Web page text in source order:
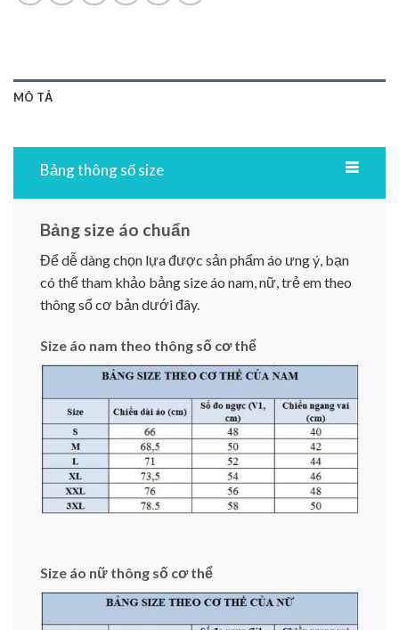
MÔ TẢ
Bảng thông số size
Bảng size áo chuẩn
Để dễ dàng chọn lựa được sản phẩm áo ưng ý, bạn
có thể tham khảo bảng size áo nam, nữ, trẻ em theo
thông số cơ bản dưới đây.
Size áo nam theo thông số cơ thể
Size áo nữ thông số cơ thể